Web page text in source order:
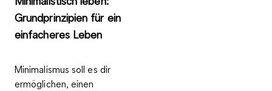
Grundprinzipien für ein
einfacheres Leben
Minimalismus soll es dir
ermöglichen, einen